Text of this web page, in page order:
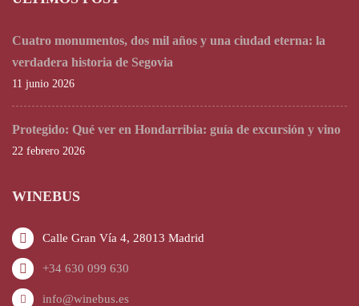
Cuatro monumentos, dos mil años y una ciudad eterna: la
verdadera historia de Segovia
11 junio 2026
Protegido: Qué ver en Hondarribia: guía de excursión y vino
22 febrero 2026
WINEBUS
Calle Gran Vía 4, 28013 Madrid
+34 630 099 630
info@winebus.es